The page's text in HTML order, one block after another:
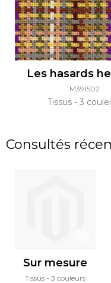
Les hasards
M391502
Tissus 3
Consultés
Sur mesure
Tissus 3 couleurs